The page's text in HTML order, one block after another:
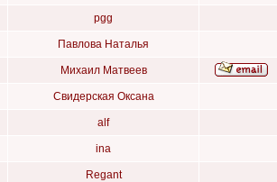
pgg
Павлова Наталья
Михаил Матвеев
Свидерская Оксана
alf
ina
Regant